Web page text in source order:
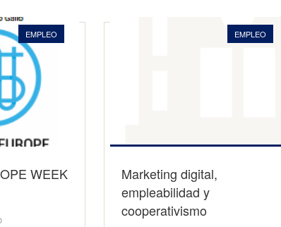
EMPLEO
WEEK
EMPLEO
Marketing digital,
empleabilidad y
cooperativismo